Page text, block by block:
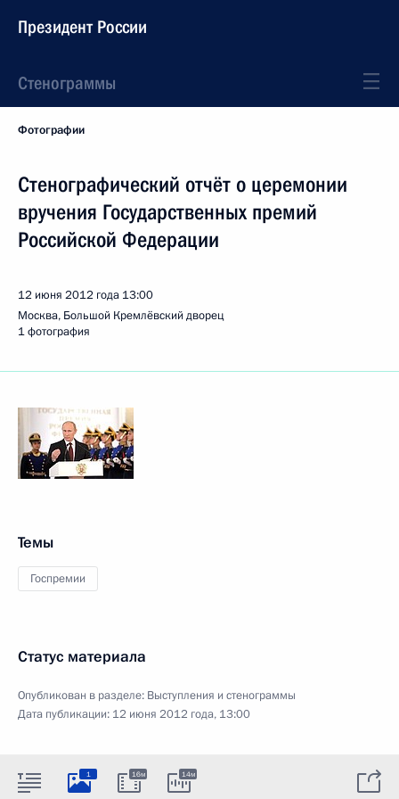
Президент России
Стенограммы
Фотографии
Стенографический отчёт о церемонии
вручения Государственных премий
Российской Федерации
12 июня 2012 года 13:00
Москва, Большой Кремлёвский дворец
1 фотография
Темы
Госпремии
Статус материала
Опубликован в разделе: Выступления и стенограммы
Дата публикации: 12 июня 2012 года, 13:00
1 16м 14м